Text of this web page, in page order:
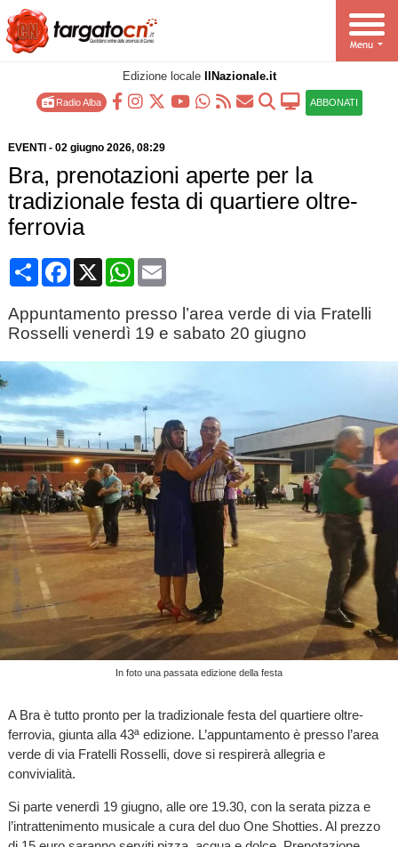
Edizione locale IlNazionale.it
Radio Alba ABBONATI
EVENTI - 02 giugno 2026, 08:29
Bra, prenotazioni aperte per la
tradizionale festa di quartiere oltre-
ferrovia
CondividiFacebook
X WhatsApp
Email
Appuntamento presso l’area verde di via Fratelli
Rosselli venerdì 19 e sabato 20 giugno
In foto una passata edizione della festa
A Bra è tutto pronto per la tradizionale festa del quartiere oltre-
ferrovia, giunta alla 43ª edizione. L’appuntamento è presso l’area
verde di via Fratelli Rosselli, dove si respirerà allegria e
convivialità.
Si parte venerdì 19 giugno, alle ore 19.30, con la serata pizza e
l’intrattenimento musicale a cura del duo One Shotties. Al prezzo